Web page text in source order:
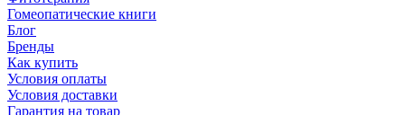
Гомеопатические книги
Блог
Бренды
Как купить
Условия оплаты
Условия доставки
Гарантия на товар